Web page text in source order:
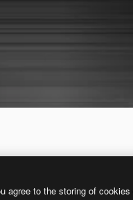
agree to the storing of